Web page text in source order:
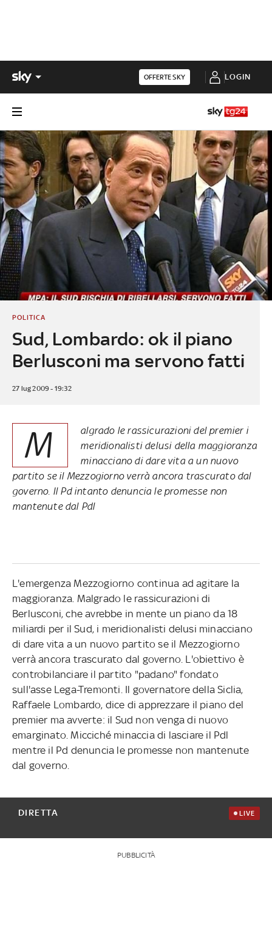
OFFERTE SKY LOGIN
Sud, Lombardo: ok il piano
Berlusconi ma servono fatti
POLITICA
27 lug 2009 - 19:32
M
algrado le rassicurazioni del premier i
meridionalisti delusi della maggioranza
minacciano di dare vita a un nuovo
partito se il Mezzogiorno verrà ancora trascurato dal
governo. Il Pd intanto denuncia le promesse non
mantenute dal Pdl
L'emergenza Mezzogiorno continua ad agitare la
maggioranza. Malgrado le rassicurazioni di
Berlusconi, che avrebbe in mente un piano da 18
miliardi per il Sud, i meridionalisti delusi minacciano
di dare vita a un nuovo partito se il Mezzogiorno
verrà ancora trascurato dal governo. L'obiettivo è
controbilanciare il partito "padano" fondato
sull'asse Lega-Tremonti. Il governatore della Siclia,
Raffaele Lombardo, dice di apprezzare il piano del
premier ma avverte: il Sud non venga di nuovo
emarginato. Micciché minaccia di lasciare il Pdl
mentre il Pd denuncia le promesse non mantenute
dal governo.
DIRETTA LIVE
PUBBLICITÀ